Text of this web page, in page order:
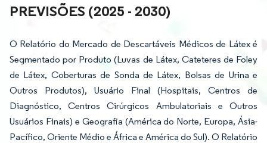
PREVISÕES (2025 - 2030)
O Relatório do Mercado de Descartáveis Médicos de Látex é
Segmentado por Produto (Luvas de Látex, Cateteres de Foley
de Látex, Coberturas de Sonda de Látex, Bolsas de Urina e
Outros Produtos), Usuário Final (Hospitais, Centros de
Diagnóstico, Centros Cirúrgicos Ambulatoriais e Outros
Usuários Finais) e Geografia (América do Norte, Europa, Ásia-
Pacífico, Oriente Médio e África e América do Sul). O Relatório